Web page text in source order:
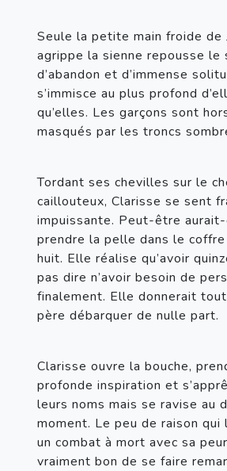
Seule la petite main froide de
agrippe la sienne repousse le
d’abandon et d’immense
s’immisce au plus profond
qu’elles. Les garçons sont
masqués par les troncs
Tordant ses chevilles sur le
caillouteux, Clarisse se sent
impuissante. Peut-être
prendre la pelle dans le
huit. Elle réalise qu’avoir
pas dire n’avoir besoin de
finalement. Elle donnerait
père débarquer de nulle part.
Clarisse ouvre la bouche,
profonde inspiration et
leurs noms mais se ravise au
moment. Le peu de raison
un combat à mort avec sa
vraiment bon de se faire